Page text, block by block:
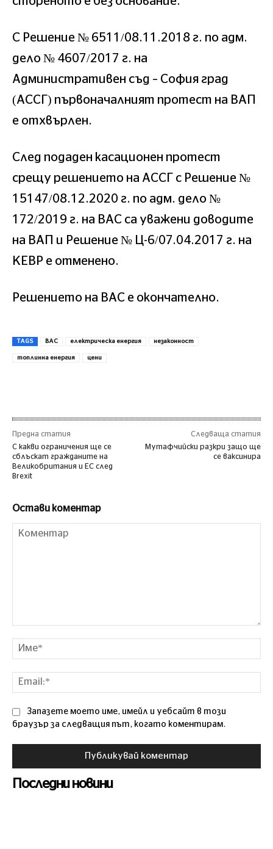
С Решение № 6511/08.11.2018 г. по адм.
дело № 4607/2017 г. на
Административен съд – София град
(АССГ) първоначалният протест на ВАП
е отхвърлен.
След подаден касационен протест
срещу решението на АССГ с Решение №
15147/08.12.2020 г. по адм. дело №
172/2019 г. на ВАС са уважени доводите
на ВАП и Решение № Ц-6/07.04.2017 г. на
КЕВР е отменено.
Решението на ВАС е окончателно.
TAGS ВАС електрическа енергия незаконност
топлинна енергия цени
Предна статия
С какви ограничения ще се
сблъскат гражданите на
Великобритания и ЕС след
Brexit
Следваща статия
Мутафчийски разкри защо ще
се ваксинира
Остави коментар
Запазете моето име, имейл и уебсайт в този
браузър за следващия път, когато коментирам.
Последни новини